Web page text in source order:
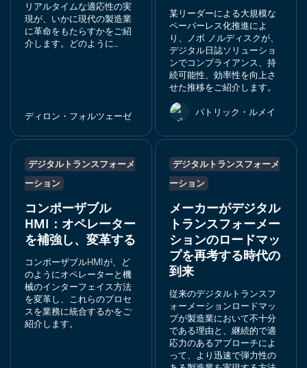
リアルタイムな適応性の実
現が、いかに現代の製造業
に革命をもたらすかをご紹
介します。どのように...
ディロン・フォルツェーゼ
某リーダーによる大規模な
ペーパーレス化推進によ
り、ノボ ノルディスクが、
デジタル日誌ソリューショ
ンでコンプライアンス、持
続可能性、効率性を向上さ
せた推移をご紹介します。
パトリック・ルメイ
デジタルトランスフォーメ
ーション
コンポーザブル
HMI：オペレーター
を補強し、変革する
コンポーザブルHMIが、ど
のようにオペレーターと機
械のインターフェイス方法
を変革し、これらのプロセ
スを業務に統合するかをご
紹介します。
デジタルトランスフォーメ
ーション
メーカーがデジタル
トランスフォーメー
ションのロードマッ
プを再考する時代の
到来
従来のデジタルトランスフ
ォーメーションロードマッ
プが製造業において不十分
である理由と、継続的で適
応力のあるアプローチによ
って、より迅速で弾力性の